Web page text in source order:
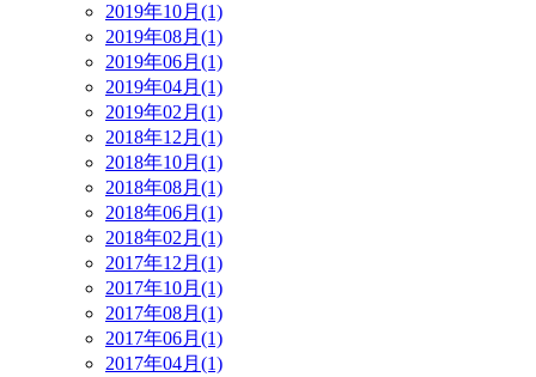
2019年10月(1)
2019年08月(1)
2019年06月(1)
2019年04月(1)
2019年02月(1)
2018年12月(1)
2018年10月(1)
2018年08月(1)
2018年06月(1)
2018年02月(1)
2017年12月(1)
2017年10月(1)
2017年08月(1)
2017年06月(1)
2017年04月(1)